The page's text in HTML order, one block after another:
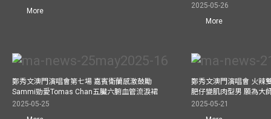
More
2025-05-26
More
鄭秀文澳門演唱會第七場 嘉賓衛蘭感激鼓勵
Sammi勁愛Tomas Chan五臟六腑血管流淚裙
2025-05-25
鄭秀文澳門演唱會 火辣
肥仔變肌肉型男 願為大
2025-05-21